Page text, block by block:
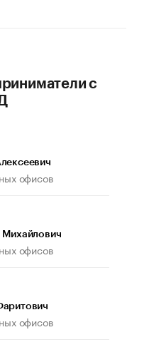
с
офисов
Михайлович
офисов
офисов